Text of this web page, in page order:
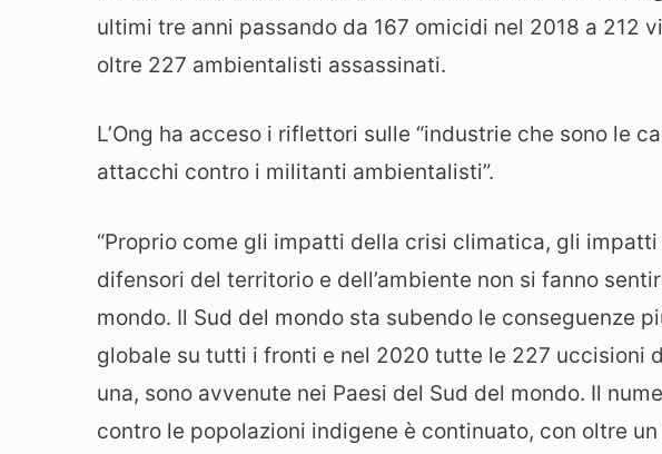
ultimi tre anni passando da 167 omicidi nel 2018 a 212
oltre 227 ambientalisti assassinati.
L’Ong ha acceso i riflettori sulle “industrie che sono le
attacchi contro i militanti ambientalisti”.
“Proprio come gli impatti della crisi climatica, gli
difensori del territorio e dell’ambiente non si fanno
mondo. Il Sud del mondo sta subendo le conseguenze
globale su tutti i fronti e nel 2020 tutte le 227 uccisioni
una, sono avvenute nei Paesi del Sud del mondo. Il
contro le popolazioni indigene è continuato, con oltre